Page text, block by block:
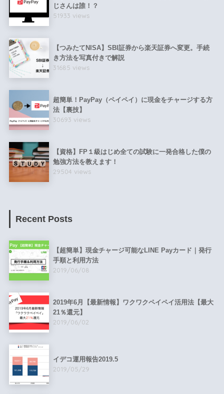
じさんは誰！？
51933 views
【つみたてNISA】SBI証券から楽天証券へ変更。手続
き方法を写真付きで解説
31685 views
超簡単！PayPay（ペイペイ）に現金をチャージする方
法【裏技】
30693 views
【資格】FP１級はじめ全ての試験に一発合格した僕の
勉強方法を教えます！
29504 views
Recent Posts
【超簡単】現金チャージ可能なLINE Payカード｜発行
手順と利用方法
2019/06/08
2019年6月【最新情報】ワクワクペイペイ活用法【最大
21％還元】
2019/06/02
イデコ運用報告2019.5
2019/05/29